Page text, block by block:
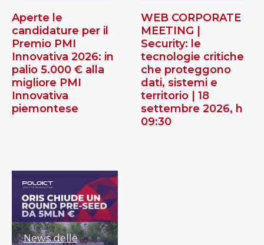
Aperte le
candidature per il
Premio PMI
Innovativa 2026: in
palio 5.000 € alla
migliore PMI
Innovativa
piemontese
WEB CORPORATE
MEETING |
Security: le
tecnologie critiche
che proteggono
dati, sistemi e
territorio | 18
settembre 2026, h
09:30
News delle